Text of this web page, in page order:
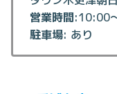
営業時間:10:00
駐車場: あり